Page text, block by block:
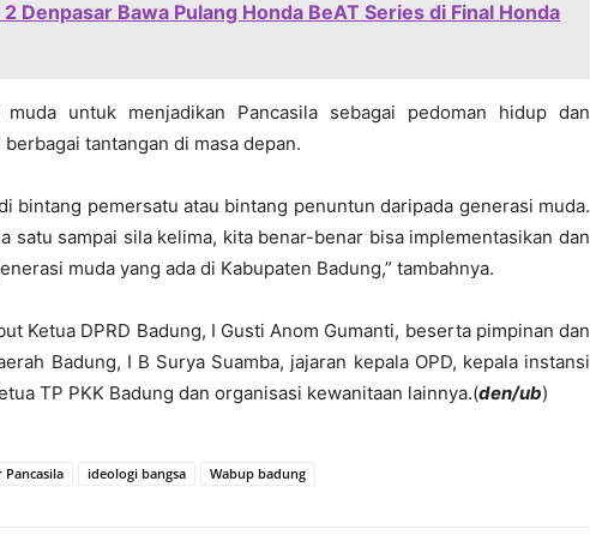
Denpasar Bawa Pulang Honda BeAT Series di Final Honda
untuk menjadikan Pancasila sebagai pedoman hidup dan
tantangan di masa depan.
bintang pemersatu atau bintang penuntun daripada generasi muda.
satu sampai sila kelima, kita benar-benar bisa implementasikan dan
muda yang ada di Kabupaten Badung,” tambahnya.
Ketua DPRD Badung, I Gusti Anom Gumanti, beserta pimpinan dan
Badung, I B Surya Suamba, jajaran kepala OPD, kepala instansi
TP PKK Badung dan organisasi kewanitaan lainnya.(den/ub)
Pancasila ideologi bangsa Wabup badung